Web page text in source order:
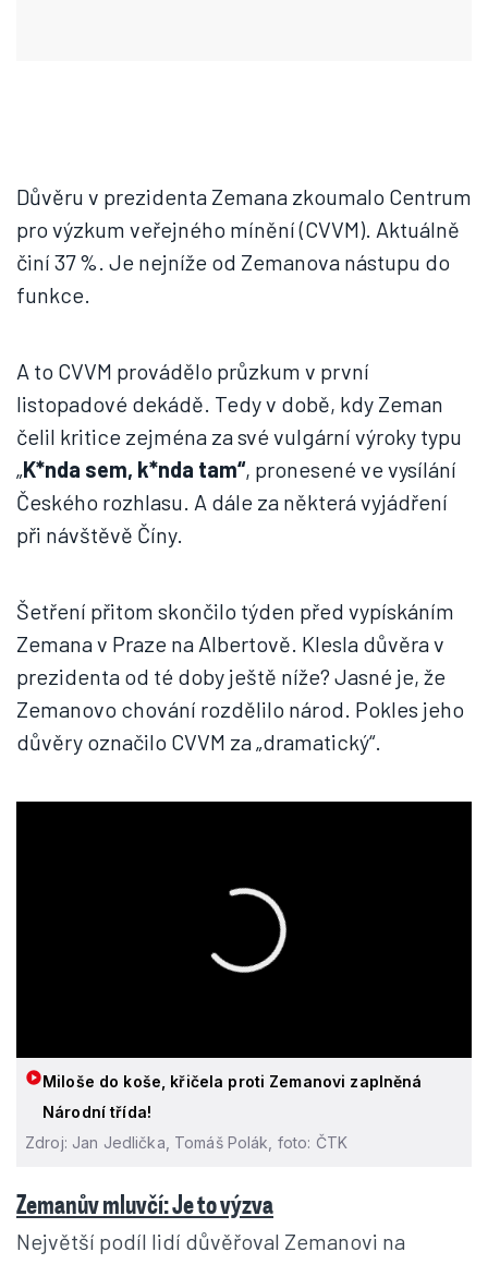
Důvěru v prezidenta Zemana zkoumalo Centrum
pro výzkum veřejného mínění (CVVM). Aktuálně
činí 37 %. Je nejníže od Zemanova nástupu do
funkce.
A to CVVM provádělo průzkum v první
listopadové dekádě. Tedy v době, kdy Zeman
čelil kritice zejména za své vulgární výroky typu
„K*nda sem, k*nda tam“, pronesené ve vysílání
Českého rozhlasu. A dále za některá vyjádření
při návštěvě Číny.
Šetření přitom skončilo týden před vypískáním
Zemana v Praze na Albertově. Klesla důvěra v
prezidenta od té doby ještě níže? Jasné je, že
Zemanovo chování rozdělilo národ. Pokles jeho
důvěry označilo CVVM za „dramatický“.
Miloše do koše, křičela proti Zemanovi zaplněná
Národní třída!
Zdroj: Jan Jedlička, Tomáš Polák, foto: ČTK
Zemanův mluvčí: Je to výzva
Největší podíl lidí důvěřoval Zemanovi na